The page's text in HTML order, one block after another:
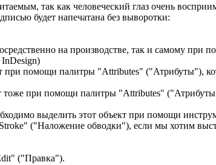
так как человеческий глаз очень
будет напечатана без выворотки:
на производстве, так и самому при
при помощи палитры "Attributes" ("Атрибуты"),
тоже при помощи палитры "Attributes"
выделить этот объект при помощи
("Наложение обводки"), если мы хотим
("Правка").